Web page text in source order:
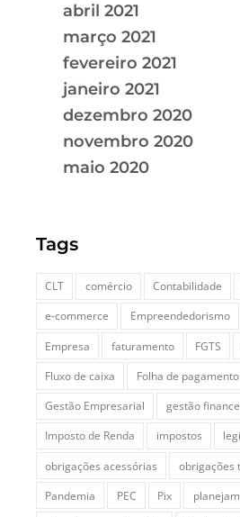
abril 2021
março 2021
fevereiro 2021
janeiro 2021
dezembro 2020
novembro 2020
maio 2020
Tags
CLT comércio Contabilidade
e-commerce
Empreendedorismo
Empresa
faturamento FGTS
Fluxo de caixa
Folha de pagamento
Gestão Empresarial
gestão
Imposto de Renda
impostos
obrigações acessórias
obrigações
Pandemia
PEC Pix